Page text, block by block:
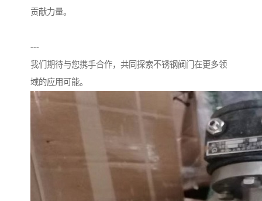
贡献力量。
---
我们期待与您携手合作，共同探索不锈钢阀门在更多领
域的应用可能。